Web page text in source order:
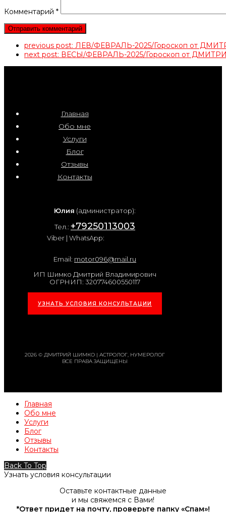
Комментарий *
previous post: ЛЕВ/ФЕВРАЛЬ-2025/Гороскоп от
next post: ВЕСЫ/ФЕВРАЛЬ-2025/Гороскоп от
Главная
Обо мне
Услуги
Блог
Отзывы
Контакты
Юлия (администратор):
Тел.: +79250113003
Viber | WhatsApp:
Email: motor096@mail.ru
ИП Шимко Дмитрий Владимирович
ОГРНИП: 320774600550117
УЗНАТЬ УСЛОВИЯ КОНСУЛЬТАЦИИ
2026 © ДМИТРИЙ ШИМКО | АСТРОЛОГ, НУМЕРОЛОГ
ВСЕ ПРАВА ЗАЩИЩЕНЫ
Главная
Обо мне
Услуги
Блог
Отзывы
Контакты
Back To Top
Узнать условия консультации
Оставьте контактные данные
и мы свяжемся с Вами!
*Ответ придет на почту, проверьте папку «Спам»!